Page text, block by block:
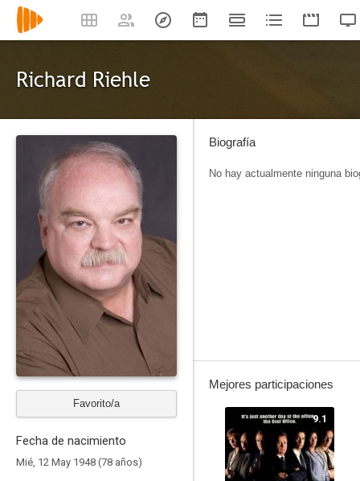
Richard Riehle
Favorito/a
Fecha de nacimiento
Mié, 12 May 1948 (78 años)
Biografía
No hay actualmente ninguna
Mejores participaciones
9.1